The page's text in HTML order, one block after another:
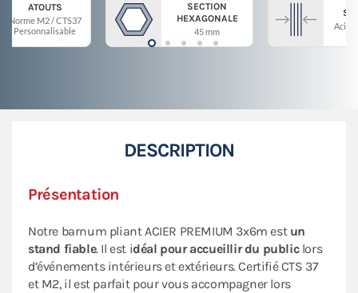
ATOUTS
Norme M2 / CTS37
Personnalisable
SECTION
HEXAGONALE
45 mm
Acier
DESCRIPTION
Présentation
Notre barnum pliant ACIER PREMIUM 3x6m est un
stand fiable. Il est idéal pour accueillir du publiclors
d’événements intérieurs et extérieurs. Certifié CTS 37
et M2, il est parfait pour vous accompagner lors